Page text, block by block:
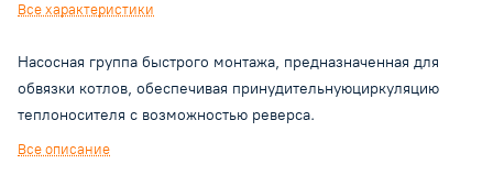
Все характеристики
Насосная группа быстрого монтажа, предназначенная для
обвязки котлов, обеспечивая принудительнуюциркуляцию
теплоносителя с возможностью реверса.
Все описание